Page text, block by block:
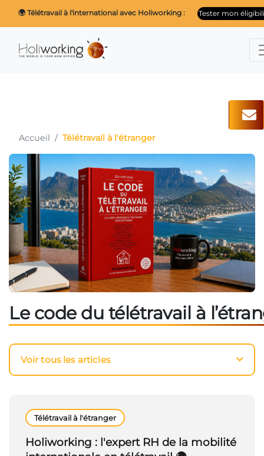
🌍 Télétravail à l'international avec Holiworking : Tester mon
Accueil Télétravail à l'étranger
Le code du télétravail à
Voir tous les articles
Télétravail à l'étranger
Holiworking : l'expert RH de la mobilité